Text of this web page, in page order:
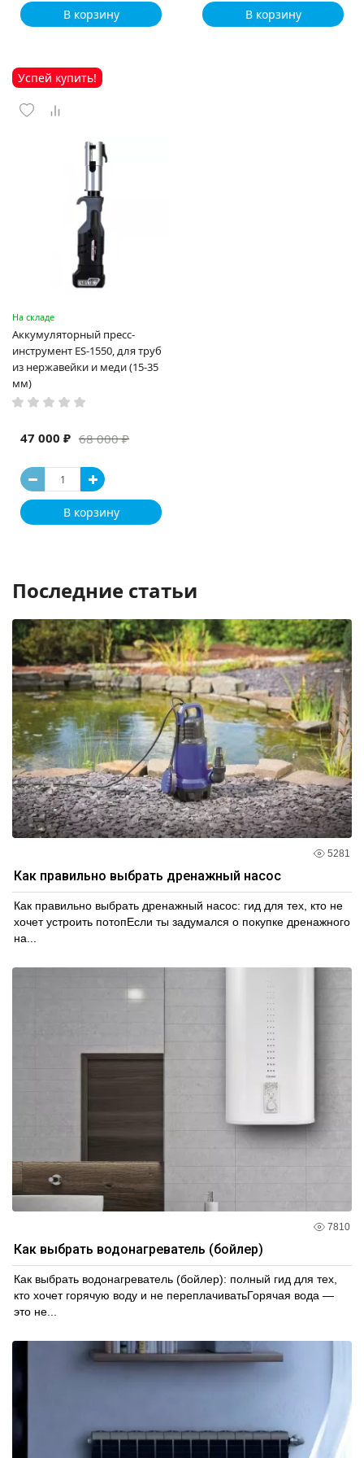
В корзину В корзину
Успей купить!
На складе
Аккумуляторный пресс-
инструмент ES-1550, для труб
из нержавейки и меди (15-35
мм)
68 000 ₽
47 000 ₽
В корзину
Последние статьи
5281
Как правильно выбрать дренажный насос
Как правильно выбрать дренажный насос: гид для тех, кто не
хочет устроить потопЕсли ты задумался о покупке дренажного
на...
7810
Как выбрать водонагреватель (бойлер)
Как выбрать водонагреватель (бойлер): полный гид для тех,
кто хочет горячую воду и не переплачиватьГорячая вода —
это не...